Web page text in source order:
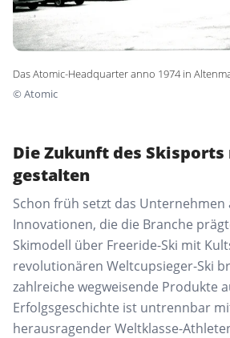
Das Atomic-Headquarter anno 1974 in
©Atomic
Die Zukunft des
gestalten
Schon früh setzt das Unternehmen
Innovationen, die die Branche
Skimodell über Freeride-Ski mit
revolutionären Weltcupsieger-Ski
zahlreiche wegweisende Produkte
Erfolgsgeschichte ist untrennbar
herausragender Weltklasse-